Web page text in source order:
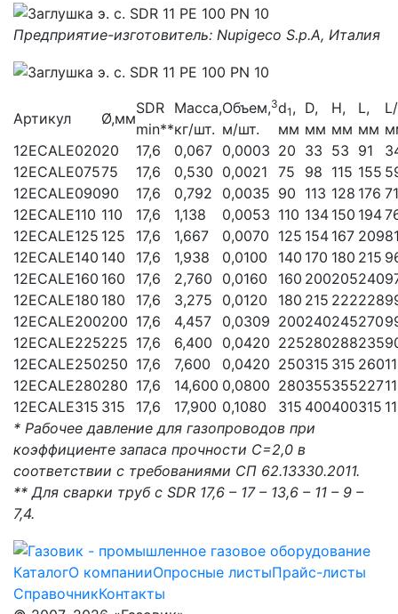
Предприятие-изготовитель: Nupigeco S.p.A, Италия
Артикул Ø,мм
SDR
min**
Масса,
кг/шт.
Объем,3
м/шт.
d1 ,
мм
D,
мм
Н,
мм
L,
мм
12ECALE02020 17,6 0,067 0,0003 20 33 53 91
12ECALE07575 17,6 0,530 0,0021 75 98 115 155
12ECALE09090 17,6 0,792 0,0035 90 113 128 176 71
12ECALE110 110 17,6 1,138 0,0053 110 134 150 194
12ECALE125 125 17,6 1,667 0,0070 125 154 167 209
12ECALE140 140 17,6 1,938 0,0100 140 170 180 215
12ECALE160 160 17,6 2,760 0,0160 160 200205240
12ECALE180 180 17,6 3,275 0,0120 180 215 222228
12ECALE200200 17,6 4,457 0,0309 200240245270
12ECALE225225 17,6 6,400 0,0420 225280288235
12ECALE250250 17,6 7,600 0,0420 250315 315 260
12ECALE280280 17,6 14,600 0,0800 280355355227
12ECALE315 315 17,6 17,900 0,1080 315 400400315
* Рабочее давление для газопроводов при
коэффициенте запаса прочности С=2,0 в
соответствии с требованиями СП 62.13330.2011.
** Для сварки труб с SDR 17,6 – 17 – 13,6 – 11 – 9 –
7,4.
КаталогО компанииОпросные листыПрайс-листы
СправочникКонтакты